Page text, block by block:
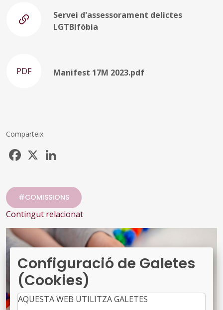
Servei d'assessorament delictes
LGTBIfòbia
PDF Manifest 17M 2023.pdf
Comparteix
Facebook
#COMISSIONS
Contingut relacionat
Configuració de Galetes
(Cookies)
AQUESTA WEB UTILITZA GALETES